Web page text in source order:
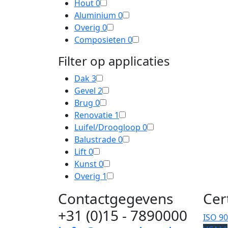
Hout0
Aluminium 0
Overig 0
Composieten 0
Filter op applicaties
Dak3
Gevel 2
Brug 0
Renovatie 1
Luifel/Droogloop 0
Balustrade0
Lift0
Kunst0
Overig 1
Contactgegevens
+31 (0)15 - 7890000
ISO